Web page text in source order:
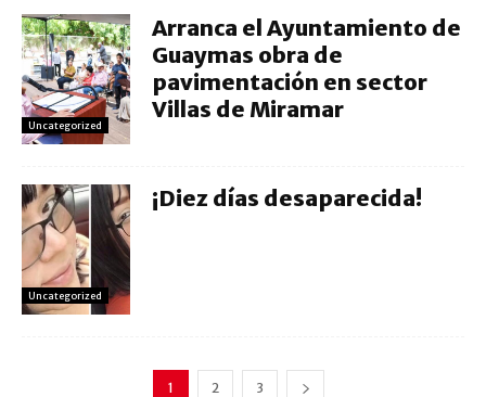
Uncategorized
Arranca el Ayuntamiento de
Guaymas obra de
pavimentación en sector
Villas de Miramar
Uncategorized
¡Diez días desaparecida!
1 2 3